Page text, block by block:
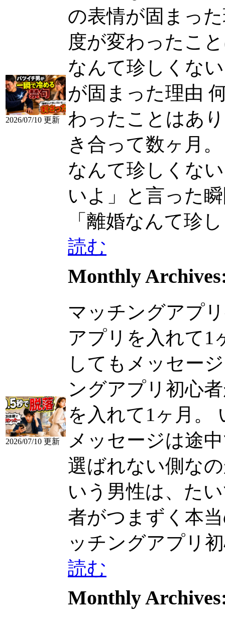
2026/07/10 更新
の表情が固まっ
度が変わったこ
なんて珍しくな
が固まった理由
わったことはあ
き合って数ヶ月
なんて珍しくな
いよ」と言った
「離婚なんて珍
読む
2026/07/10 更新
Monthly
マッチングアプ
アプリを入れて1
してもメッセー
ングアプリ初心
を入れて1ヶ月。
メッセージは途
選ばれない側な
いう男性は、た
者がつまずく本
ッチングアプリ
読む
Monthly